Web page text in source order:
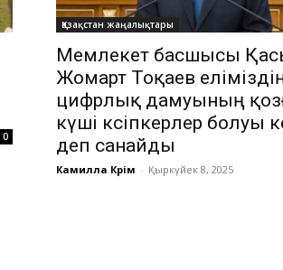
0
Қазақстан жаңалықтары
Мемлекет басшысы
Жомарт Тоқаев
цифрлық дамуының
күші кәсіпкерлер болуы
деп санайды
Камилла Кәрім - Қыркүйек 8, 2025